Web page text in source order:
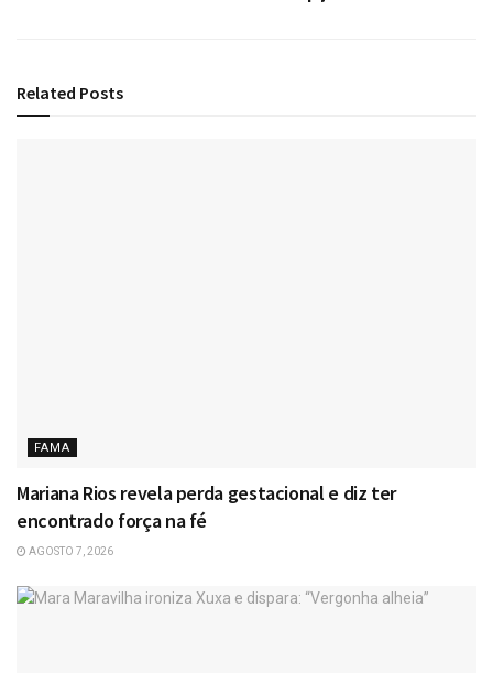
Related Posts
FAMA
Mariana Rios revela perda gestacional e diz ter
encontrado força na fé
AGOSTO 7, 2026